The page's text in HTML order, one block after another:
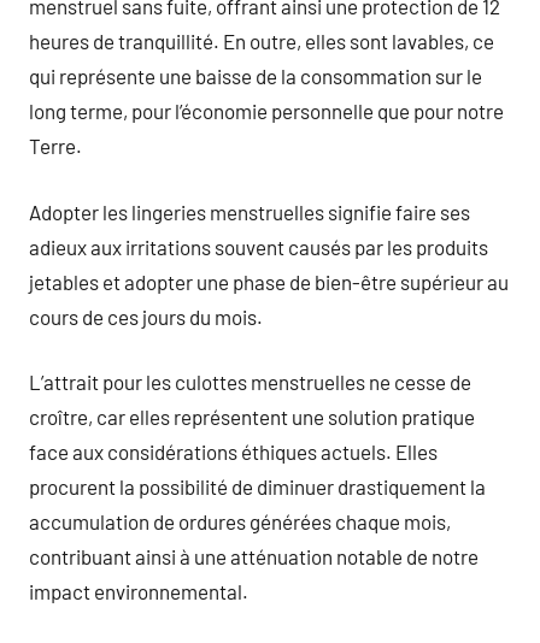
menstruel sans fuite, offrant ainsi une protection de 12
heures de tranquillité. En outre, elles sont lavables, ce
qui représente une baisse de la consommation sur le
long terme, pour l’économie personnelle que pour notre
Terre.
Adopter les lingeries menstruelles signifie faire ses
adieux aux irritations souvent causés par les produits
jetables et adopter une phase de bien-être supérieur au
cours de ces jours du mois.
L’attrait pour les culottes menstruelles ne cesse de
croître, car elles représentent une solution pratique
face aux considérations éthiques actuels. Elles
procurent la possibilité de diminuer drastiquement la
accumulation de ordures générées chaque mois,
contribuant ainsi à une atténuation notable de notre
impact environnemental.